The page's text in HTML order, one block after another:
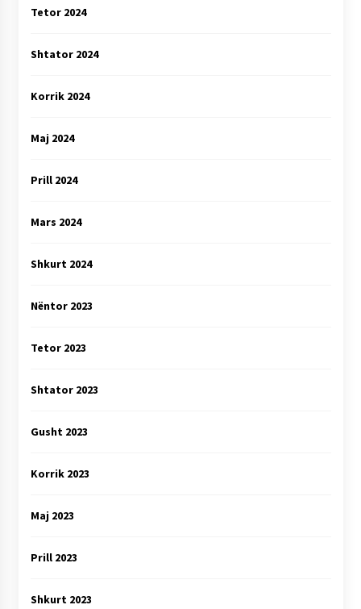
Tetor 2024
Shtator 2024
Korrik 2024
Maj 2024
Prill 2024
Mars 2024
Shkurt 2024
Nëntor 2023
Tetor 2023
Shtator 2023
Gusht 2023
Korrik 2023
Maj 2023
Prill 2023
Shkurt 2023